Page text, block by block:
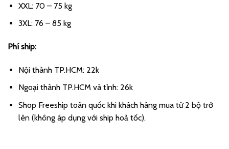
XXL: 70 – 75 kg
3XL: 76 – 85 kg
Phí ship:
Nội thành TP.HCM: 22k
Ngoại thành TP.HCM và tỉnh: 26k
Shop Freeship toàn quốc khi khách hàng mua từ 2 bộ trở
lên (không áp dụng với ship hoả tốc).